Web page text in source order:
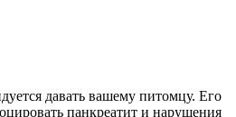
давать вашему питомцу. Его
панкреатит и нарушения